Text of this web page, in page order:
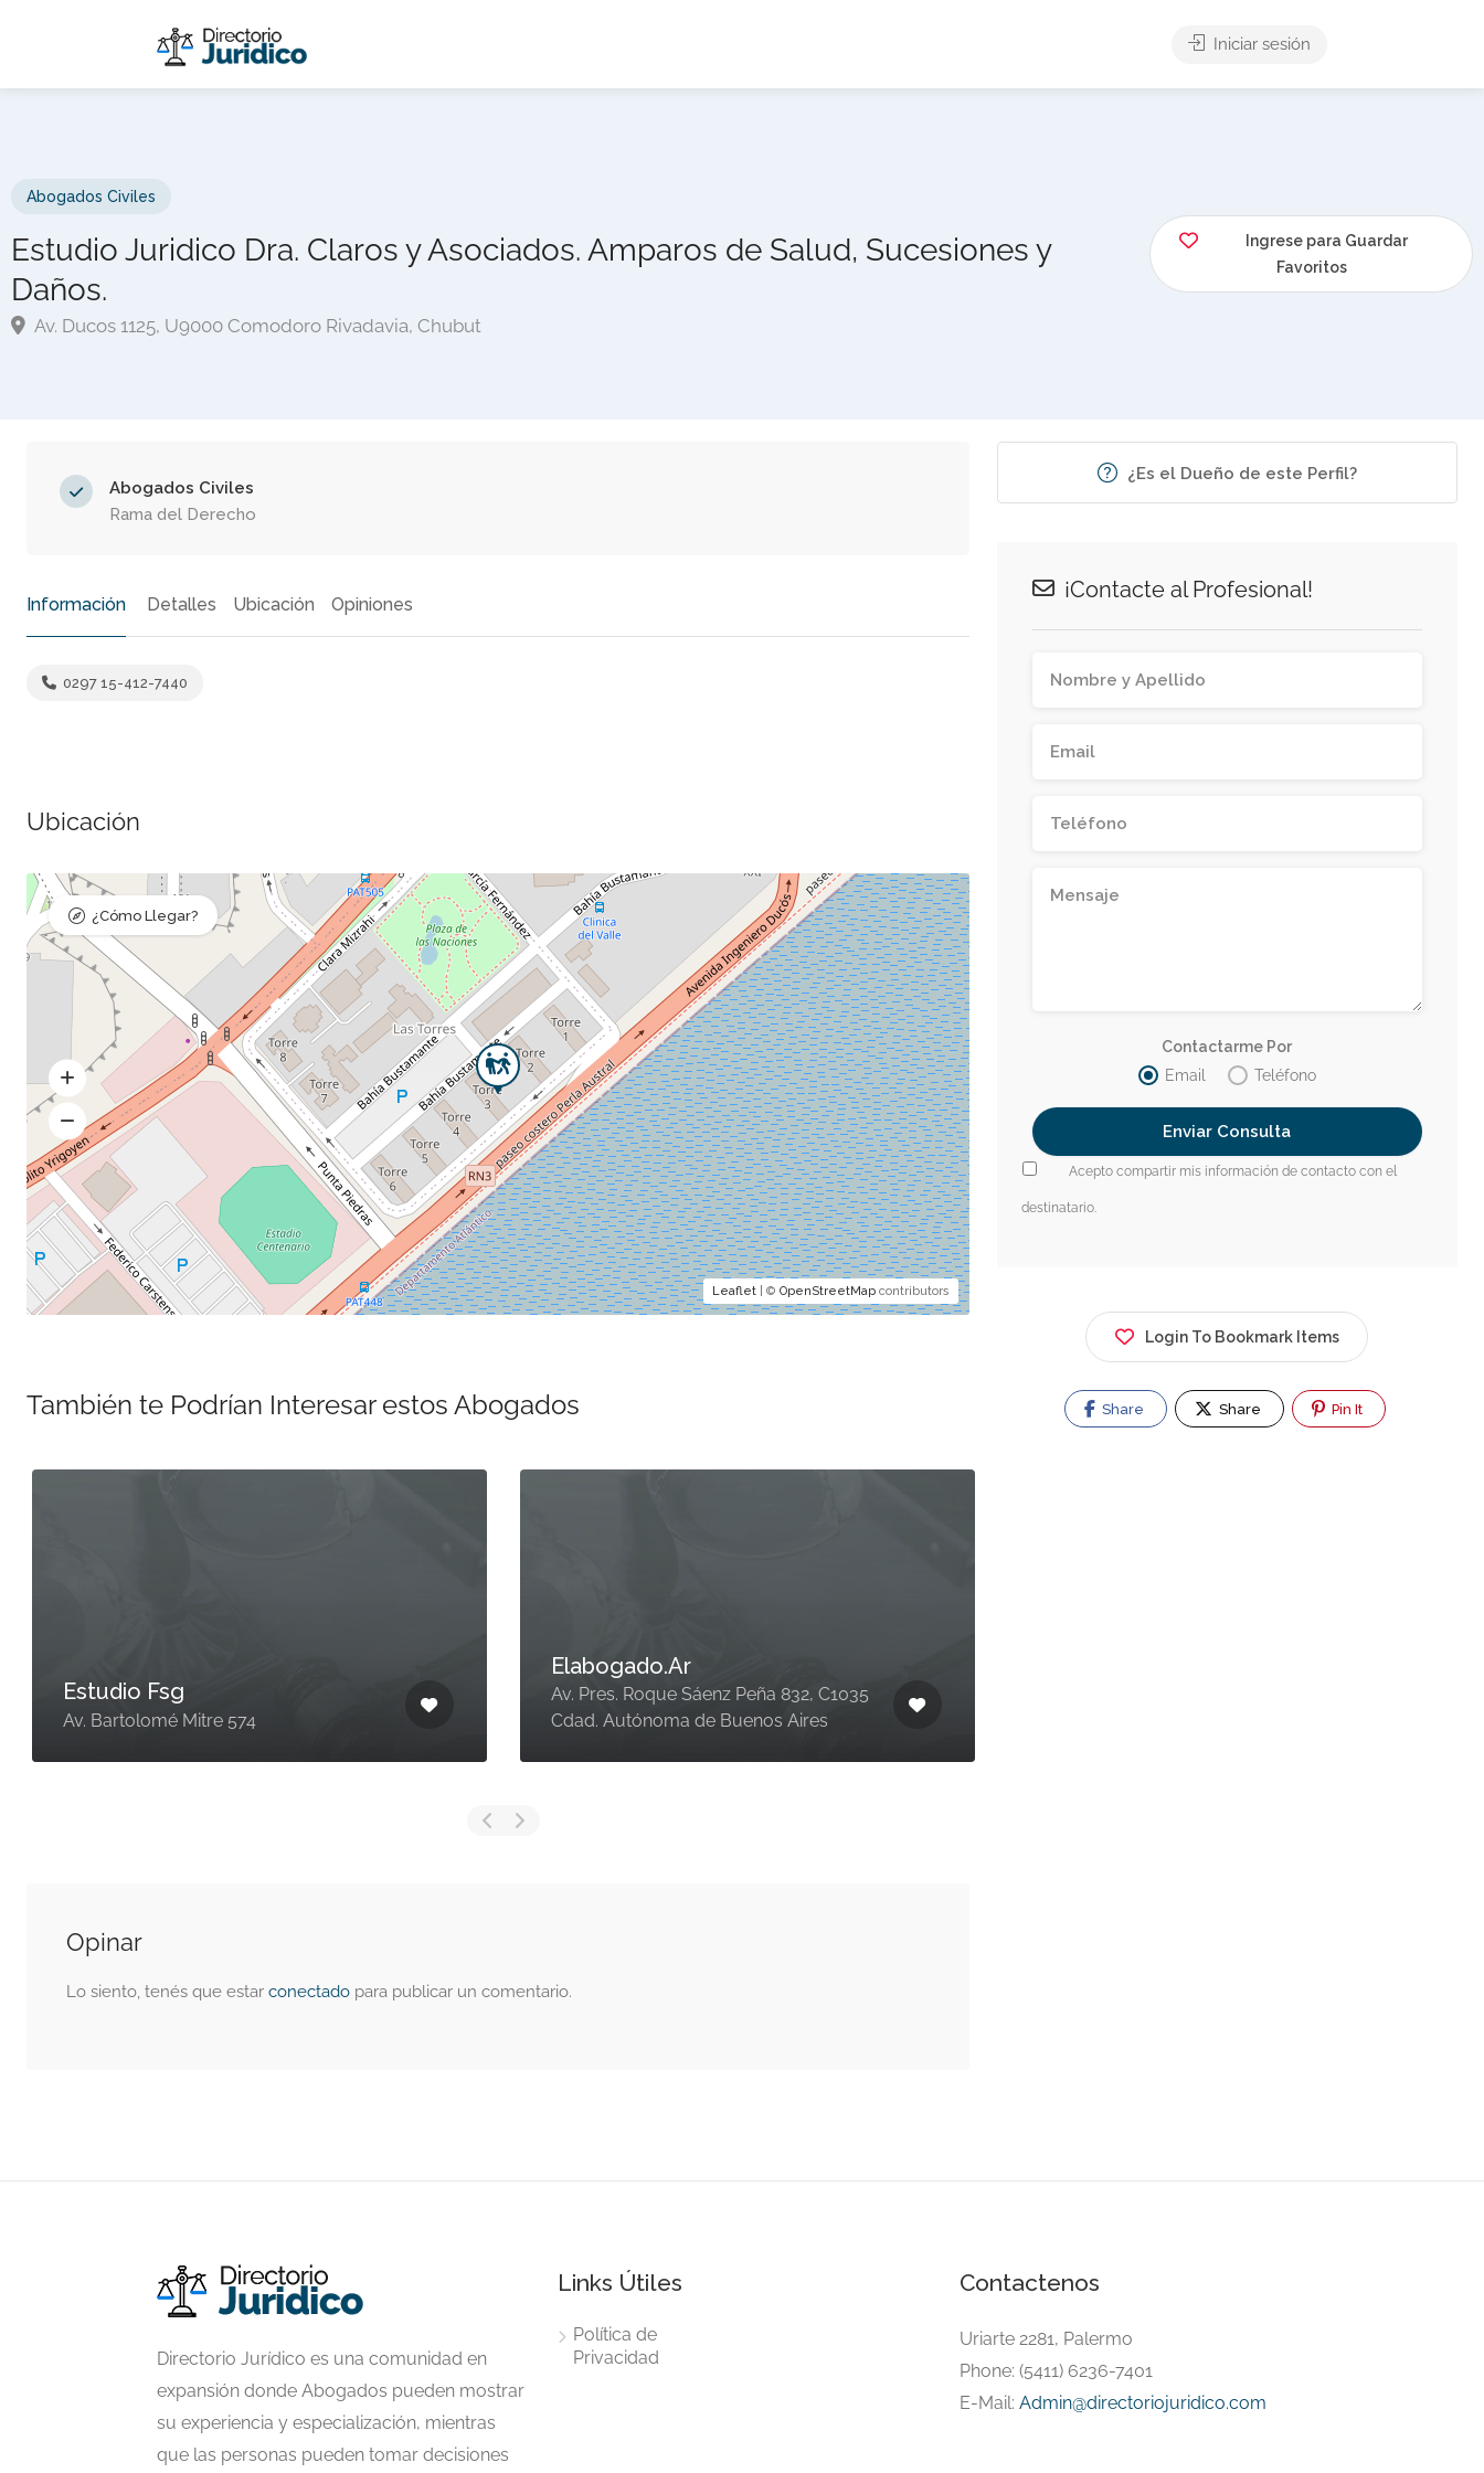
Iniciar sesión
Abogados Civiles
Estudio Juridico Dra. Claros y Asociados. Amparos de Salud, Sucesiones y
Daños.
Av. Ducos 1125, U9000 Comodoro Rivadavia, Chubut
Ingrese para Guardar
Favoritos
Abogados Civiles
Rama del Derecho
Información Detalles Ubicación Opiniones
0297 15-412-7440
Ubicación
Leaflet | ©OpenStreetMap contributors
¿Cómo Llegar?
También te Podrían Interesar estos Abogados
Estudio Fsg
Av. Bartolomé Mitre 574
Elabogado.Ar
Av. Pres. Roque Sáenz Peña 832, C1035
Cdad. Autónoma de Buenos Aires
Opinar
Lo siento, tenés que estarconectado para publicar un comentario.
¿Es el Dueño de este Perfil?
¡Contacte al Profesional!
Contactarme Por
Email
Teléfono
Acepto compartir mis información de contacto con el
destinatario.
Login To Bookmark Items
Share Share Pin It
Directorio Jurídico es una comunidad en
expansión donde Abogados pueden mostrar
su experiencia y especialización, mientras
que las personas pueden tomar decisiones
Links Útiles
Política de
Privacidad
Contactenos
Uriarte 2281, Palermo
Phone: (5411) 6236-7401
E-Mail: Admin@directoriojuridico.com